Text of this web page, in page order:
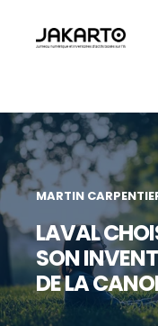
MARTIN
LAVAL
SON
DE LA